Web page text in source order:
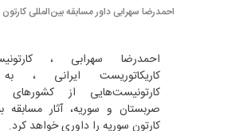
احمدرضا سهرابی داور مسابقه بین‌المللی
احمدرضا سهرابی ،
کاریکاتوریست ایرانی ،
کارتونیست‌هایی از کشورهای
صربستان و سوریه، آثار مسابقه
کارتون سوریه را داوری خواهد کرد.